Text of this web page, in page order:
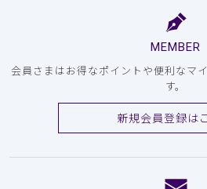
MEMBER
会員さまはお得なポイントや便利なマ
す。
新規会員登録は